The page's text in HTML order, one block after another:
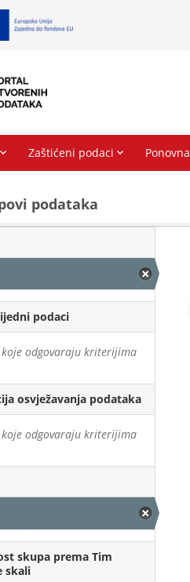
podаtаkа
podaci
koje odgovaraju kriterijima
osvježavanja podataka
koje odgovaraju kriterijima
skupa prema Tim
skali